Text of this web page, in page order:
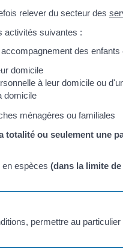
relever du secteur des
activités suivantes :
des
domicile
à leur domicile ou
domicile
ménagères ou familiales
totalité ou seulement une
en espèces (dans la limite de
permettre au